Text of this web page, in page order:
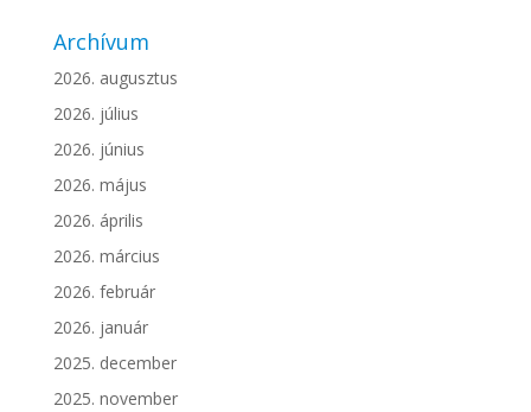
Archívum
2026. augusztus
2026. július
2026. június
2026. május
2026. április
2026. március
2026. február
2026. január
2025. december
2025. november